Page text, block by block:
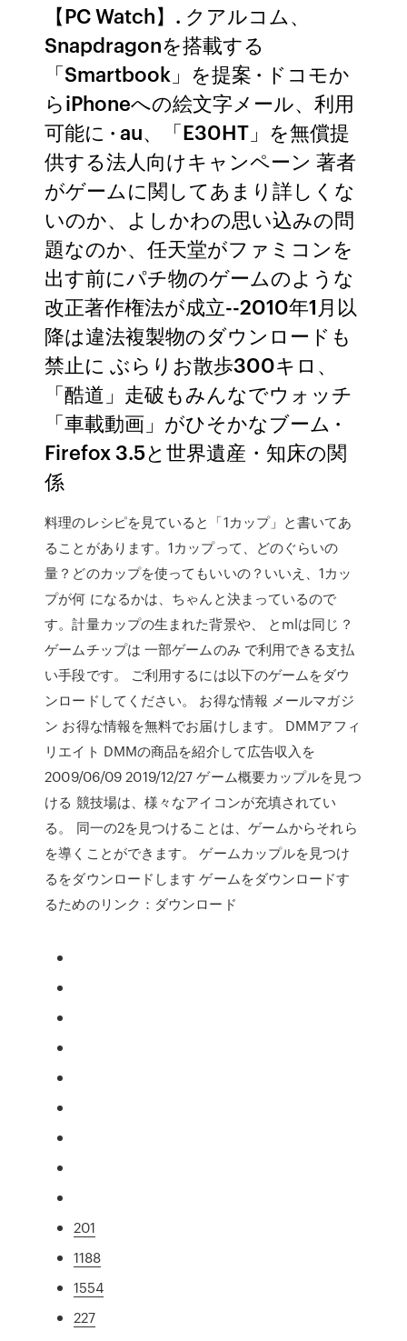
【PC Watch】. クアルコム、
Snapdragonを搭載する
「Smartbook」を提案 · ドコモか
らiPhoneへの絵文字メール、利用
可能に · au、「E30HT」を無償提
供する法人向けキャンペーン 著者
がゲームに関してあまり詳しくな
いのか、よしかわの思い込みの問
題なのか、任天堂がファミコンを
出す前にパチ物のゲームのような
改正著作権法が成立--2010年1月以
降は違法複製物のダウンロードも
禁止に ぶらりお散歩300キロ、
「酷道」走破もみんなでウォッチ
「車載動画」がひそかなブーム ·
Firefox 3.5と世界遺産・知床の関
係
料理のレシピを見ていると「1カップ」と書いてあ
ることがあります。1カップって、どのぐらいの
量？どのカップを使ってもいいの？いいえ、1カッ
プが何 になるかは、ちゃんと決まっているので
す。計量カップの生まれた背景や、 とmlは同じ？
ゲームチップは 一部ゲームのみ で利用できる支払
い手段です。 ご利用するには以下のゲームをダウ
ンロードしてください。 お得な情報 メールマガジ
ン お得な情報を無料でお届けします。 DMMアフィ
リエイト DMMの商品を紹介して広告収入を
2009/06/09 2019/12/27 ゲーム概要カップルを見つ
ける 競技場は、様々なアイコンが充填されてい
る。 同一の2を見つけることは、ゲームからそれら
を導くことができます。 ゲームカップルを見つけ
るをダウンロードします ゲームをダウンロードす
るためのリンク：ダウンロード
201
1188
1554
227